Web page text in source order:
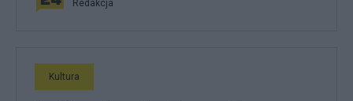
Redakcja
Kultura